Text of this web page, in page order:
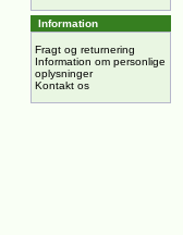
Information
Fragt og returnering
Information om personlige
oplysninger
Kontakt os